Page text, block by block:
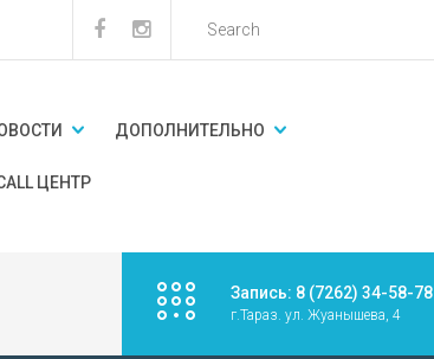
ДОПОЛНИТЕЛЬНО
ЦЕНТР
Запись: 8 (7262) 34-58-78
г.Тараз. ул. Жуанышева, 4